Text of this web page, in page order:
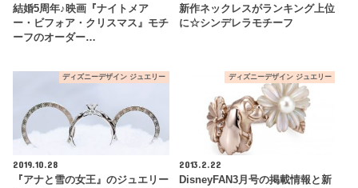
結婚5周年♪映画『ナイトメア
ー・ビフォア・クリスマス』モチ
ーフのオーダー…
新作ネックレスがランキング上位
に☆シンデレラモチーフ
ディズニーデザイン ジュエリー
2019.10.28
『アナと雪の女王』のジュエリー
ディズニーデザイン ジュエリー
2013.2.22
DisneyFAN3月号の掲載情報と新